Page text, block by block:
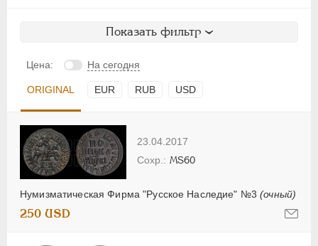
Показать фильтр
Цена: На сегодня
ORIGINAL EUR RUB USD
23.04.2017
Нумизматическая Фирма "Русское Наследие" №3(очный)
MS60
250 USD